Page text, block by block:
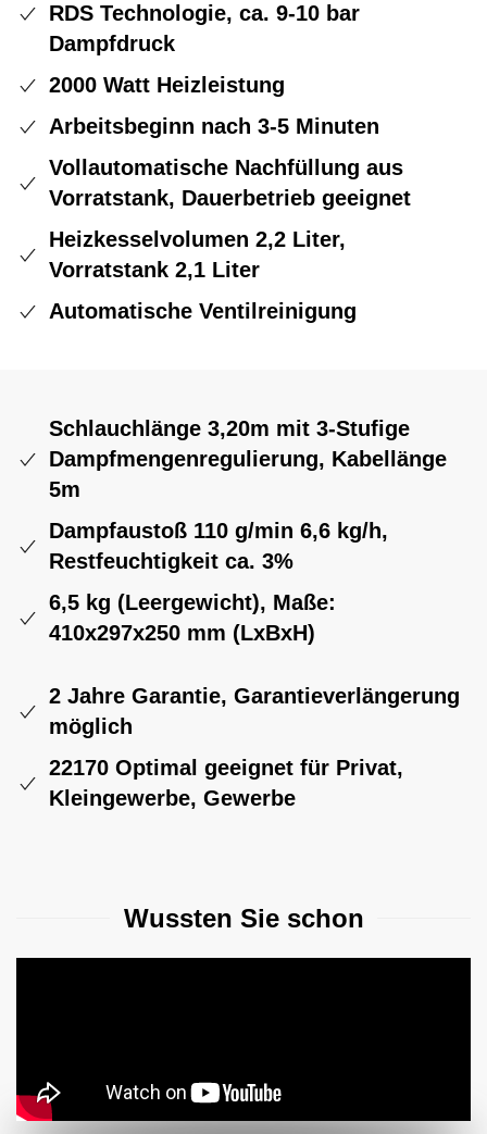
RDS Technologie, ca. 9-10 bar
Dampfdruck
2000 Watt Heizleistung
Arbeitsbeginn nach 3-5 Minuten
Vollautomatische Nachfüllung aus
Vorratstank, Dauerbetrieb geeignet
Heizkesselvolumen 2,2 Liter,
Vorratstank 2,1 Liter
Automatische Ventilreinigung
Schlauchlänge 3,20m mit 3-Stufige
Dampfmengenregulierung, Kabellänge
5m
Dampfaustoß 110 g/min 6,6 kg/h,
Restfeuchtigkeit ca. 3%
6,5 kg (Leergewicht), Maße:
410x297x250 mm (LxBxH)
2 Jahre Garantie, Garantieverlängerung
möglich
22170 Optimal geeignet für Privat,
Kleingewerbe, Gewerbe
Wussten Sie schon